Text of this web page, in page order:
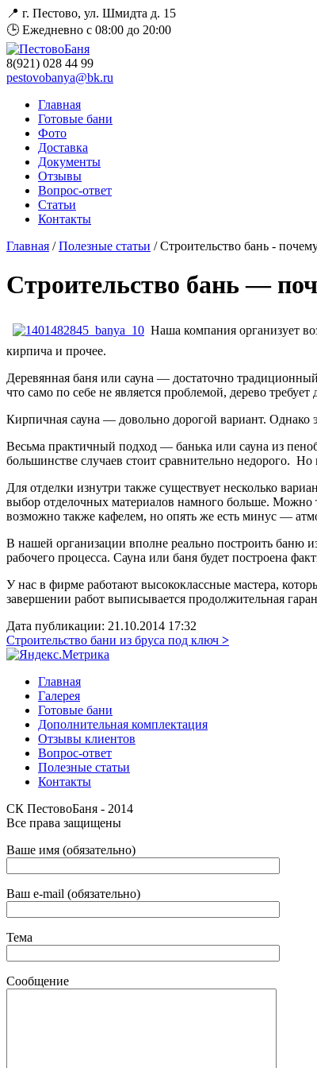
📍 г. Пестово, ул. Шмидта д. 15
🕒 Ежедневно с 08:00 до 20:00
8(921) 028 44 99
pestovobanya@bk.ru
Главная
Готовые бани
Фото
Доставка
Документы
Отзывы
Вопрос-ответ
Статьи
Контакты
Главная /Полезные статьи / Строительство бань -
Строительство бань —
Наша компания организует
кирпича и прочее.
Деревянная баня или сауна — достаточно
что само по себе не является проблемой, дерево
Кирпичная сауна — довольно дорогой вариант.
Весьма практичный подход — банька или сауна из
большинстве случаев стоит сравнительно недорого.
Для отделки изнутри также существует несколько
выбор отделочных материалов намного больше. Можно
возможно также кафелем, но опять же есть минус —
В нашей организации вполне реально построить баню
рабочего процесса. Сауна или баня будет построена
У нас в фирме работают высококлассные мастера,
завершении работ выписывается продолжительная
Дата публикации: 21.10.2014 17:32
Строительство бани из бруса под ключ >
Главная
Галерея
Готовые бани
Дополнительная комплектация
Отзывы клиентов
Вопрос-ответ
Полезные статьи
Контакты
СК ПестовоБаня - 2014
Все права защищены
Ваше имя (обязательно)
Ваш e-mail (обязательно)
Тема
Сообщение